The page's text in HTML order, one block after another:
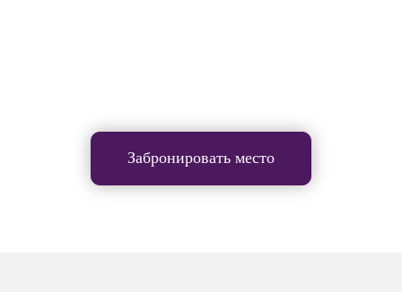
Забронировать место